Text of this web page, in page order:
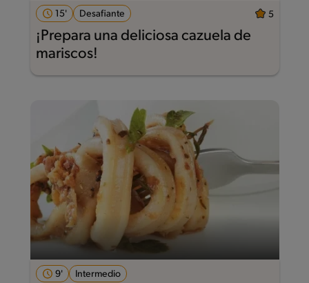
15' Desafiante 5
¡Prepara una deliciosa cazuela de
mariscos!
9' Intermedio